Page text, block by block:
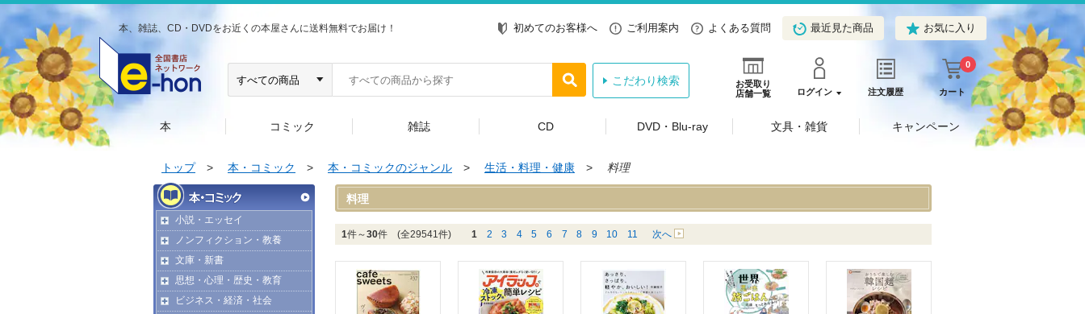
本、雑誌、CD・DVDをお近くの本屋さんに送料無料でお届け！ 初めてのお客様へ ご利用案内 よくある質問 最近見た商品 お気に入り
お受取り
店舗一覧
ログイン 注文履歴 カート
0
こだわり検索
本 コミック 雑誌 CD DVD・Blu-ray 文具・雑貨 キャンペーン
トップ> 本・コミック > 本・コミックのジャンル > 生活・料理・健康 > 料理
小説・エッセイ
ノンフィクション・教養
文庫・新書
思想・心理・歴史・教育
ビジネス・経済・社会
料理
1件～30件 (全29541件) 1 2 3 4 5 6 7 8 9 10 11 次へ